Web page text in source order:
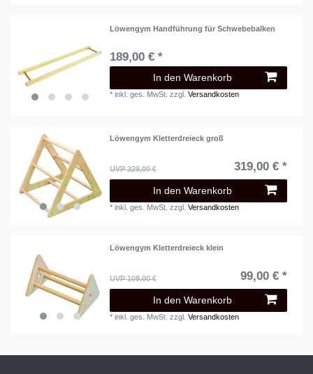
Löwengym Handführung für Schwebebalken
189,00 € *
In den Warenkorb
*inkl. ges. MwSt. zzgl.Versandkosten
Löwengym Kletterdreieck groß
UVP 329,00 € 319,00 € *
In den Warenkorb
*inkl. ges. MwSt. zzgl.Versandkosten
Löwengym Kletterdreieck klein
UVP 109,00 € 99,00 € *
In den Warenkorb
*inkl. ges. MwSt. zzgl.Versandkosten